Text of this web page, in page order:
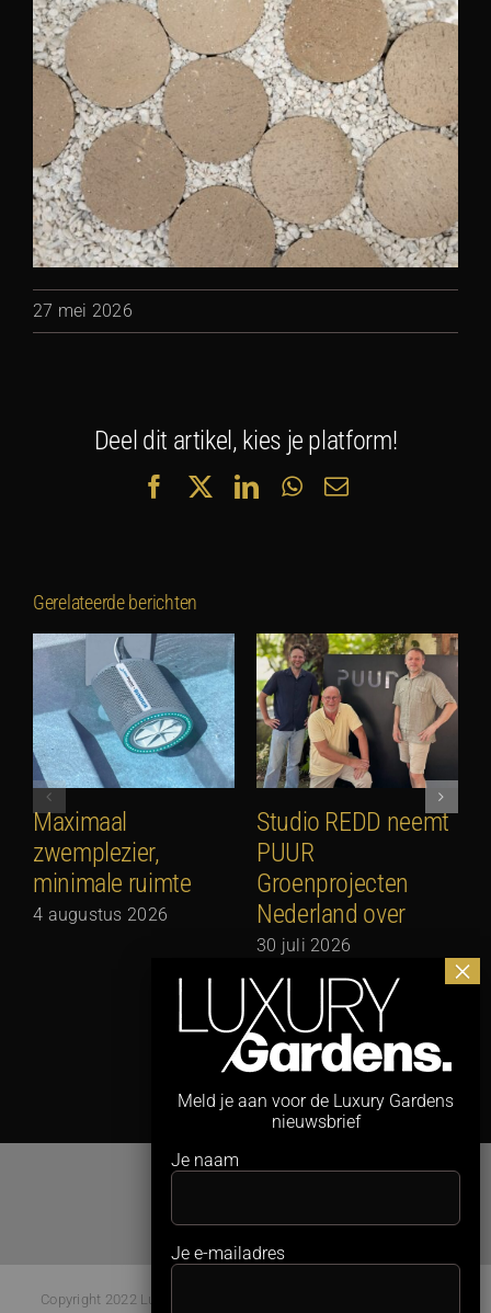
27 mei 2026
Deel dit artikel, kies je platform!
FacebookLinkedInWhatsApp
E-
Gerelateerde berichten
Maximaal
zwemplezier,
minimale ruimte
4 augustus 2026
Studio REDD neemt
PUUR
Groenprojecten
Nederland over
30 juli 2026
Copyright 2022 Luxury Gardens Magazine | All Rights Reserved |
Meld je aan voor de Luxury Gardens
nieuwsbrief
Je naam
Je e-mailadres